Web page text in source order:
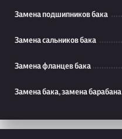
Замена подшипников бака
Замена сальников бака
Замена фланцев бака
Замена бака, замена барабана